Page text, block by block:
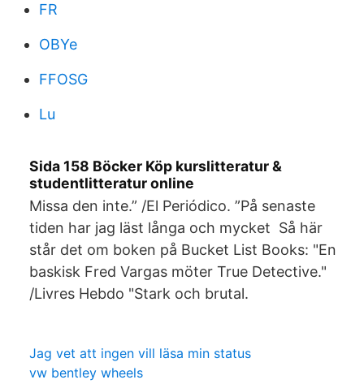
FR
OBYe
FFOSG
Lu
Sida 158 Böcker Köp kurslitteratur &
studentlitteratur online
Missa den inte.” /El Periódico. ”På senaste
tiden har jag läst långa och mycket Så här
står det om boken på Bucket List Books: "En
baskisk Fred Vargas möter True Detective."
/Livres Hebdo "Stark och brutal.
Jag vet att ingen vill läsa min status
vw bentley wheels